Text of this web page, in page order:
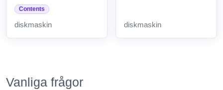
Contents
diskmaskin diskmaskin
Vanliga frågor